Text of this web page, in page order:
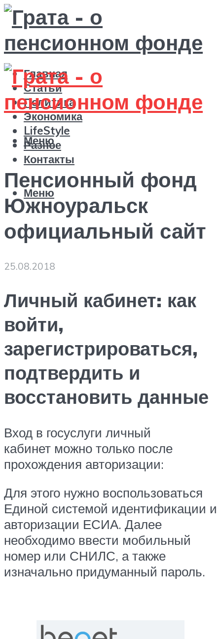
Главная
Статьи
Политика
Экономика
LifeStyle
Разное
Контакты
Меню
Меню
Пенсионный фонд
Южноуральск
официальный сайт
25.08.2018
Личный кабинет: как
войти,
зарегистрироваться,
подтвердить и
восстановить данные
Вход в госуслуги личный
кабинет можно только после
прохождения авторизации:
Для этого нужно воспользоваться
Единой системой идентификации и
авторизации ЕСИА. Далее
необходимо ввести мобильный
номер или СНИЛС, а также
изначально придуманный пароль.